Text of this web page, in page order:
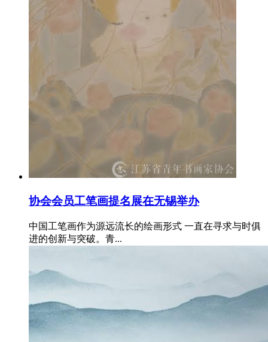
协会会员工笔画提名展在无锡举办
中国工笔画作为源远流长的绘画形式 一直在寻求与时俱
进的创新与突破。青...